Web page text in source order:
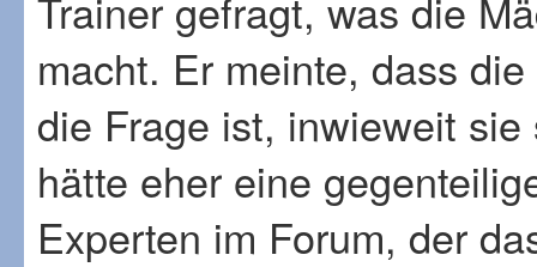
macht. Er meinte, dass
die Frage ist, inwieweit
hätte eher eine
Experten im Forum, der